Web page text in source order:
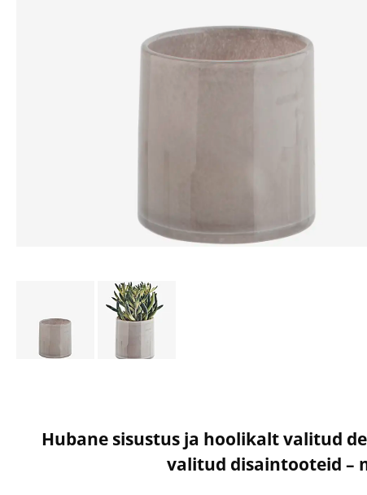
Hubane sisustus ja hoolikalt valitud
valitud disaintooteid –